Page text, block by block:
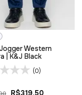
Western
| K&J Black
(0)
R$319,50